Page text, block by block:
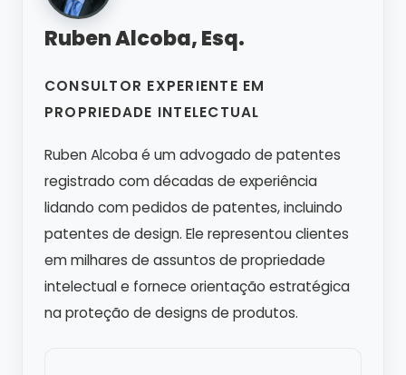
Ruben Alcoba, Esq.
CONSULTOR EXPERIENTE EM
PROPRIEDADE INTELECTUAL
Ruben Alcoba é um advogado de patentes
registrado com décadas de experiência
lidando com pedidos de patentes, incluindo
patentes de design. Ele representou clientes
em milhares de assuntos de propriedade
intelectual e fornece orientação estratégica
na proteção de designs de produtos.